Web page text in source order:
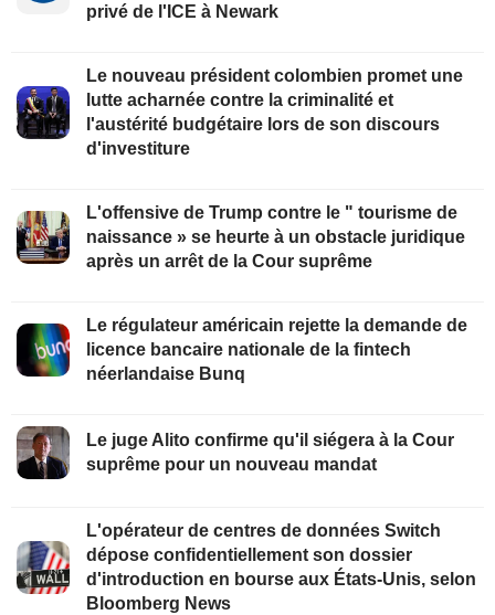
privé de l'ICE à Newark
Le nouveau président colombien promet une
lutte acharnée contre la criminalité et
l'austérité budgétaire lors de son discours
d'investiture
L'offensive de Trump contre le " tourisme de
naissance » se heurte à un obstacle juridique
après un arrêt de la Cour suprême
Le régulateur américain rejette la demande de
licence bancaire nationale de la fintech
néerlandaise Bunq
Le juge Alito confirme qu'il siégera à la Cour
suprême pour un nouveau mandat
L'opérateur de centres de données Switch
dépose confidentiellement son dossier
d'introduction en bourse aux États-Unis, selon
Bloomberg News